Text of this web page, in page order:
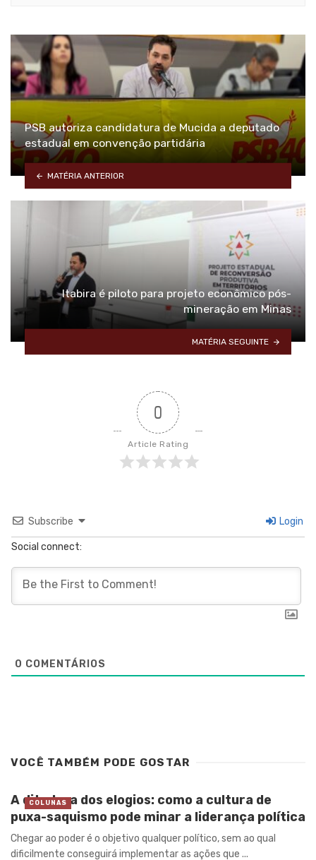
PSB autoriza candidatura de Mucida a deputado
estadual em convenção partidária
MATÉRIA ANTERIOR
Itabira é piloto para projeto econômico pós-
mineração em Minas
MATÉRIA SEGUINTE
0
Article Rating
Subscribe Login
Social connect:
0 COMENTÁRIOS
VOCÊ TAMBÉM PODE GOSTAR
A ditadura dos elogios: como a cultura de
puxa-saquismo pode minar a liderança política
Chegar ao poder é o objetivo qualquer político, sem ao qual
dificilmente conseguirá implementar as ações que ...
COLUNAS